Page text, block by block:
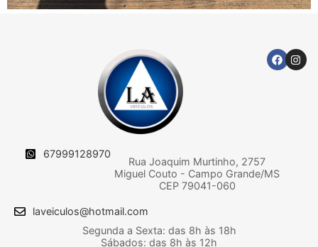
67999128970
Rua Joaquim Murtinho, 2757
Miguel Couto - Campo Grande/MS
CEP 79041-060
laveiculos@hotmail.com
Segunda a Sexta: das 8h às 18h
Sábados: das 8h às 12h